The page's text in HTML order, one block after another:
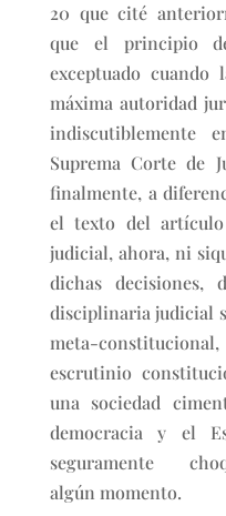
20 que cité
que el principio
exceptuado
máxima autoridad
indiscutiblemente
Suprema Corte de
finalmente, a
el texto del
judicial, ahora, ni
dichas decisiones,
disciplinaria judicial
meta-
escrutinio
una sociedad
democracia y el
seguramente
algún momento.